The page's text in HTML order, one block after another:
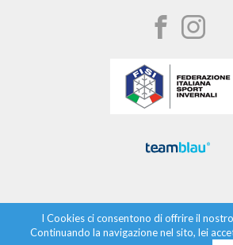
I Cookies ci consentono di offrire il
Continuando la navigazione nel sito, lei